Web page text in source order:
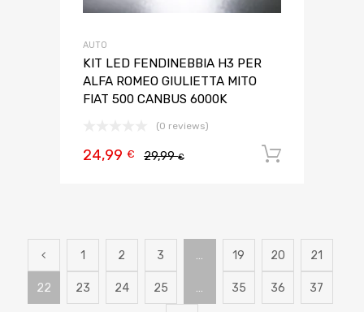
AUTO
KIT LED FENDINEBBIA H3 PER
ALFA ROMEO GIULIETTA MITO
FIAT 500 CANBUS 6000K
(0 reviews)
29,99€
24,99 €
1 2 3 … 19 20 21
22 23 24 25 … 35 36 37